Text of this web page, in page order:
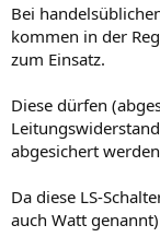
Bei
kommen in der
zum Einsatz.
Diese dürfen
abgesichert
Da diese LS-
auch Watt